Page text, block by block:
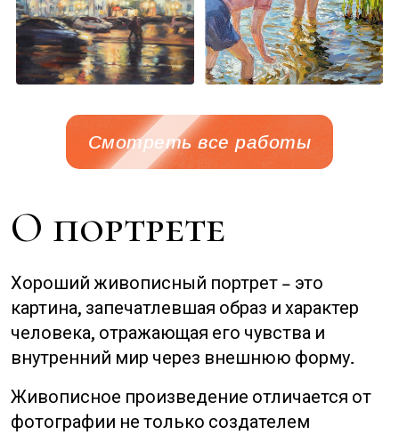
Смотреть все работы
О портрете
Хороший живописный портрет – это
картина, запечатлевшая образ и характер
человека, отражающая его чувства и
внутренний мир через внешнюю форму.
Живописное произведение отличается от
фотографии не только создателем